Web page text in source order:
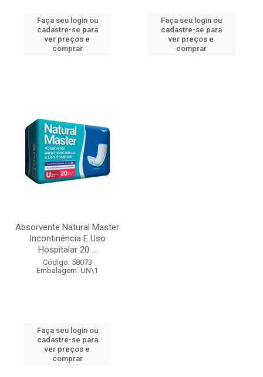
Faça seu login ou
cadastre-se para
ver preços e
comprar
Faça seu login ou
cadastre-se para
ver preços e
comprar
Absorvente Natural Master
Incontinência E Uso
Hospitalar 20 ...
Código: 58073
Embalagem: UN\1
Faça seu login ou
cadastre-se para
ver preços e
comprar